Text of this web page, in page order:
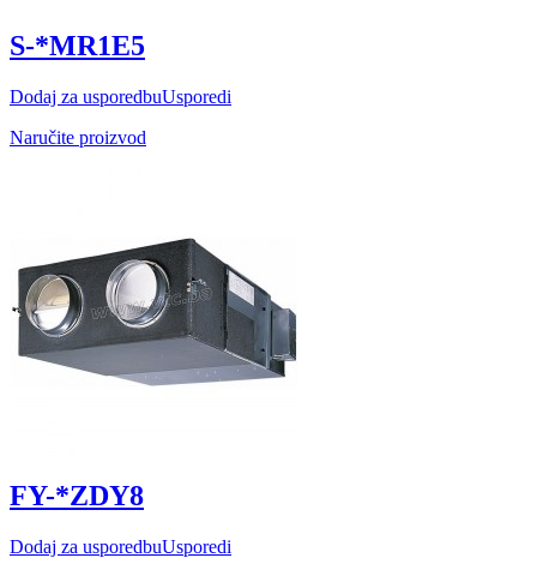
S-*MR1E5
Dodaj za usporedbuUsporedi
Naručite proizvod
FY-*ZDY8
Dodaj za usporedbuUsporedi